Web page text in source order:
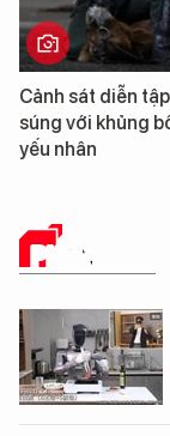
Hình ảnh đầu tiên
tàu sân bay USS
Washington vừa
PHÂN TÍCH